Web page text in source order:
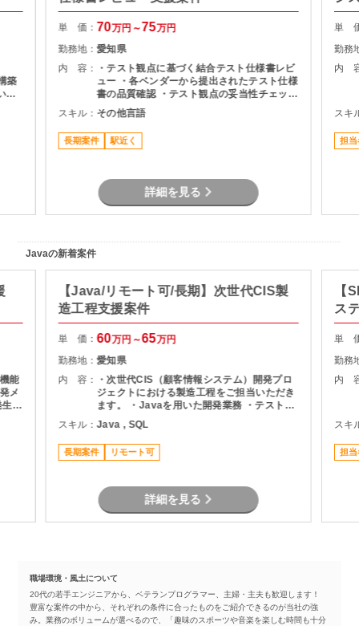
築
た
単 価： 70万円～75万円
勤務地：愛知県
内 容：
・テスト観点に基づく結合テスト仕様書レビ
ュー ・各ベンダーから提出されたテスト仕様
書の品質確認 ・テスト観点の妥当性チェック
・指摘事項の整理およびレビュー結果のフィ
ードバック ・プロジェクト関係者との調整・
コミュニケーション
スキル： その他言語
長期案件 駅近く
詳細を見る
単
勤務
内
スキ
担当
Javaの新着案件
能
メ
【Java/リモート可/長期】次世代CIS製
造工程支援案件
単 価：60万円～65万円
勤務地：愛知県
内 容：
・次世代CIS（顧客情報システム）開発プロ
ジェクトにおける製造工程をご担当いただき
ます。 ・Javaを用いた開発業務 ・テスト実
施（Junit） ・Oracle環境での開発 ・結合工
程を中心とした開発支援
スキル：Java , SQL
長期案件 リモート可
詳細を見る
【
ス
単
勤務
内
スキ
担当
職場環境・風土について
20代の若手エンジニアから、ベテランプログラマー、主婦・主夫も歓迎します！
豊富な案件の中から、それぞれの条件に合ったものをご紹介できるのが当社の強
み。業務のボリュームが選べるので、「趣味のスポーツや音楽を楽しむ時間も十分